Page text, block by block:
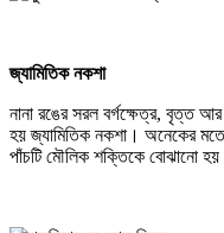
জ্যামিতিক নকশা
নানা রঙের সরল বর্গক্ষেত্র, বৃত্ত
হয় জ্যামিতিক নকশা। অনেকের
পাঁচটি মৌলিক শক্তিকে বোঝানো হয়